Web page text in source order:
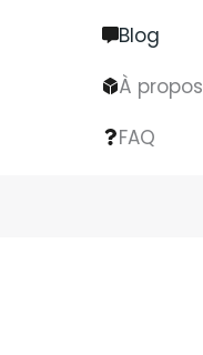
Blog
À propos
FAQ